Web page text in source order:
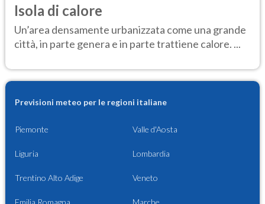
Isola di calore
Un’area densamente urbanizzata come una grande
città, in parte genera e in parte trattiene calore. ...
Previsioni meteo per le regioni italiane
Piemonte Valle d'Aosta
Liguria Lombardia
Trentino Alto Adige Veneto